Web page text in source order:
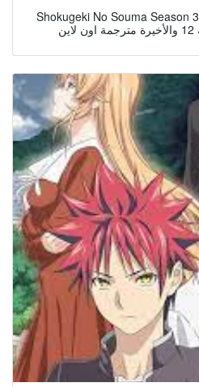
Shokugeki No Souma Season 3 صراع الطبخ الموسم الثالث